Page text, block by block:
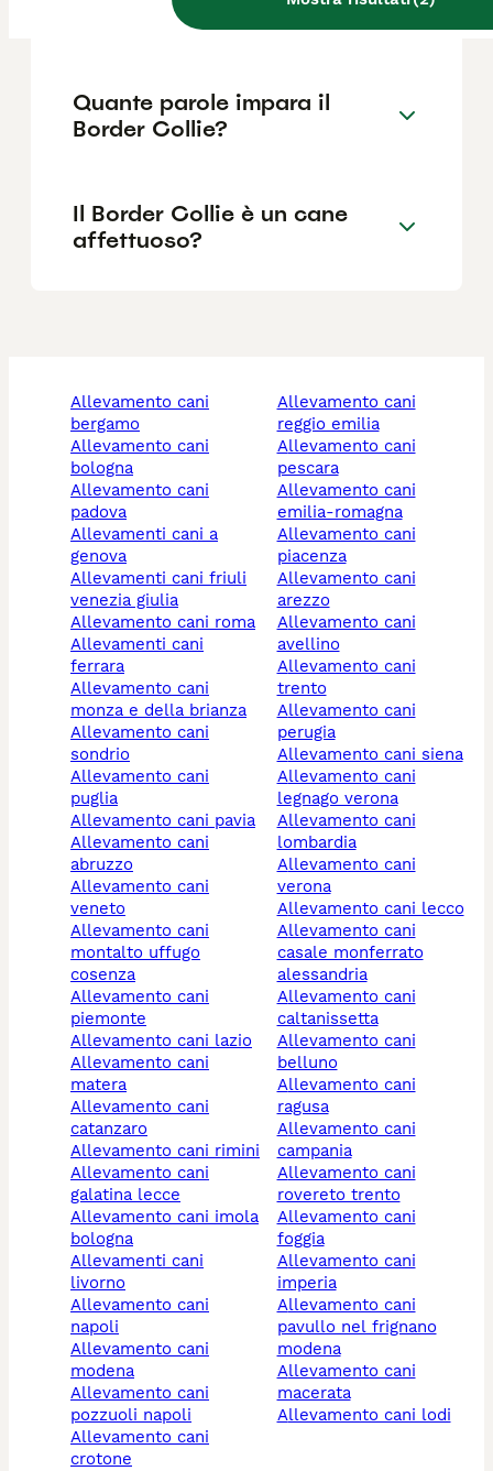
Quante parole impara il
Border Collie?
Il Border Collie è un cane
affettuoso?
allevamento cani
bergamo
allevamento cani
bologna
allevamento cani
padova
allevamenti cani a
genova
allevamenti cani friuli
venezia giulia
allevamento cani roma
allevamenti cani
ferrara
allevamento cani
monza e della brianza
allevamento cani
sondrio
allevamento cani
puglia
allevamento cani pavia
allevamento cani
abruzzo
allevamento cani
veneto
allevamento cani
montalto uffugo
cosenza
allevamento cani
piemonte
allevamento cani lazio
allevamento cani
matera
allevamento cani
catanzaro
allevamento cani rimini
allevamento cani
galatina lecce
allevamento cani imola
bologna
allevamenti cani
livorno
allevamento cani
napoli
allevamento cani
modena
allevamento cani
pozzuoli napoli
allevamento cani
crotone
allevamento cani
reggio emilia
allevamento cani
pescara
allevamento cani
emilia-romagna
allevamento cani
piacenza
allevamento cani
arezzo
allevamento cani
avellino
allevamento cani
trento
allevamento cani
perugia
allevamento cani siena
allevamento cani
legnago verona
allevamento cani
lombardia
allevamento cani
verona
allevamento cani lecco
allevamento cani
casale monferrato
alessandria
allevamento cani
caltanissetta
allevamento cani
belluno
allevamento cani
ragusa
allevamento cani
campania
allevamento cani
rovereto trento
allevamento cani
foggia
allevamento cani
imperia
allevamento cani
pavullo nel frignano
modena
allevamento cani
macerata
allevamento cani lodi